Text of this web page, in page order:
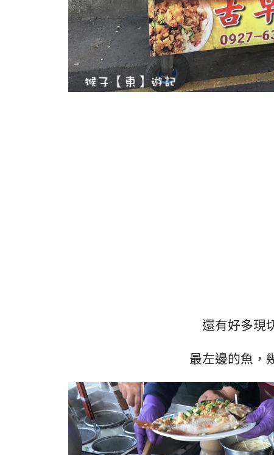
還有好多現
最左邊的魚，